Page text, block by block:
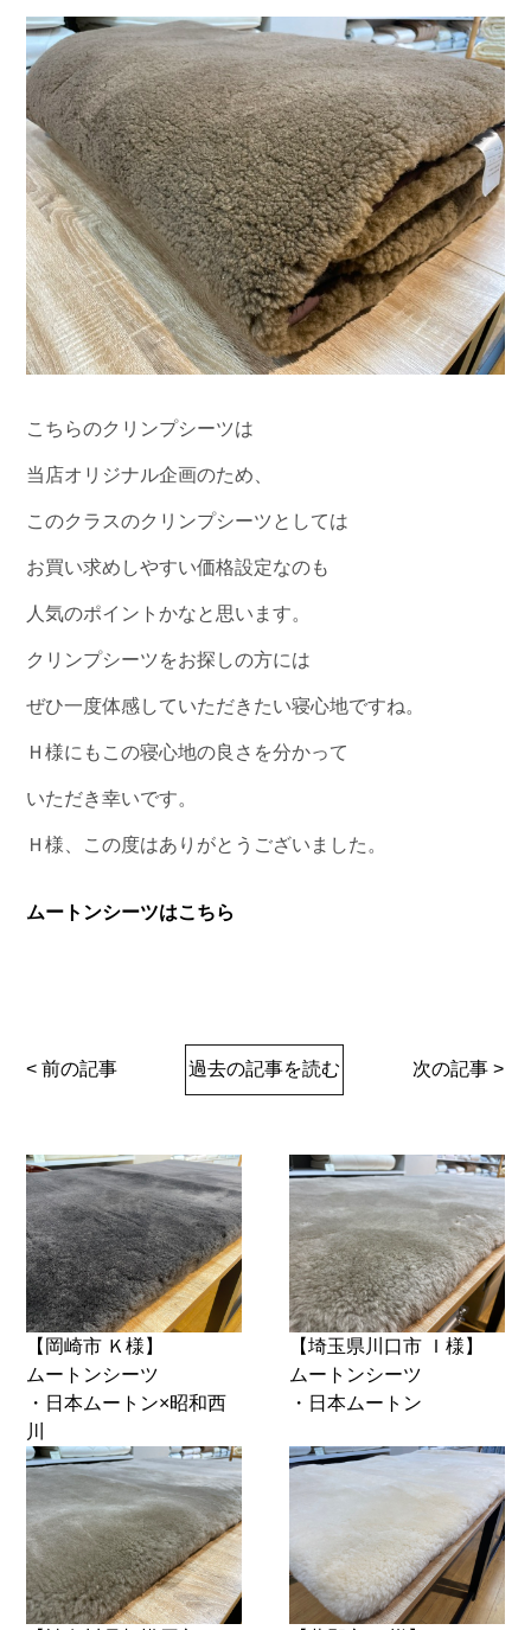
こちらのクリンプシーツは
当店オリジナル企画のため、
このクラスのクリンプシーツとしては
お買い求めしやすい価格設定なのも
人気のポイントかなと思います。
クリンプシーツをお探しの方には
ぜひ一度体感していただきたい寝心地ですね。
Ｈ様にもこの寝心地の良さを分かって
いただき幸いです。
Ｈ様、この度はありがとうございました。
ムートンシーツはこちら
< 前の記事 過去の記事を読む 次の記事 >
【岡崎市 Ｋ様】
ムートンシーツ
・日本ムートン×昭和西
川
【埼玉県川口市 Ｉ様】
ムートンシーツ
・日本ムートン